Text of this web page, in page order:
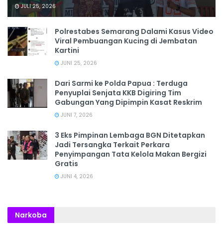
JULI 25, 2026
Polrestabes Semarang Dalami Kasus Video
Viral Pembuangan Kucing di Jembatan
Kartini
JUNI 25, 2026
Dari Sarmi ke Polda Papua : Terduga
Penyuplai Senjata KKB Digiring Tim
Gabungan Yang Dipimpin Kasat Reskrim
JUNI 7, 2026
3 Eks Pimpinan Lembaga BGN Ditetapkan
Jadi Tersangka Terkait Perkara
Penyimpangan Tata Kelola Makan Bergizi
Gratis
JUNI 4, 2026
Narkoba